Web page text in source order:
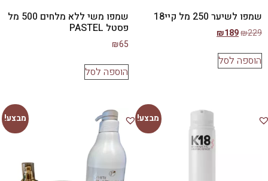
שמפו לשיער 250 מל קיי18
₪229
₪189
הוספה לסל
שמפו משי ללא מלחים 500 מל
פסטל PASTEL
₪65
הוספה לסל
מבצע! מבצע!